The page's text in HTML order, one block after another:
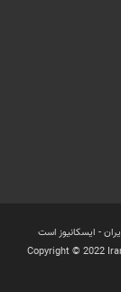
- ایسکانیوز است
Copyright © 2022